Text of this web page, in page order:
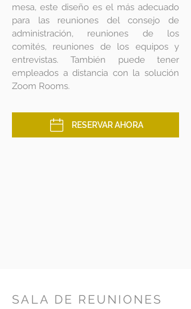
mesa, este diseño es el más adecuado
para las reuniones del consejo de
administración, reuniones de los
comités, reuniones de los equipos y
entrevistas. También puede tener
empleados a distancia con la solución
Zoom Rooms.
RESERVAR AHORA
SALA DE REUNIONES